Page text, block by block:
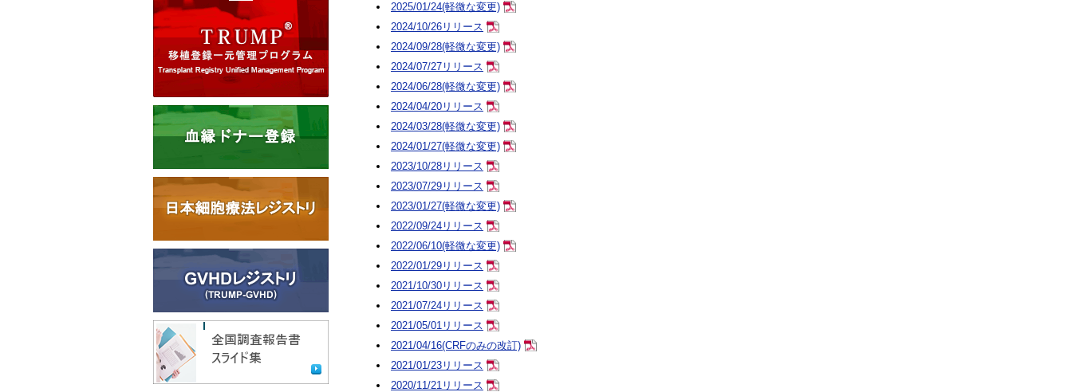
2025/01/24(軽微な変更)
2024/10/26リリース
2024/09/28(軽微な変更)
2024/07/27リリース
2024/06/28(軽微な変更)
2024/04/20リリース
2024/03/28(軽微な変更)
2024/01/27(軽微な変更)
2023/10/28リリース
2023/07/29リリース
2023/01/27(軽微な変更)
2022/09/24リリース
2022/06/10(軽微な変更)
2022/01/29リリース
2021/10/30リリース
2021/07/24リリース
2021/05/01リリース
2021/04/16(CRFのみの改訂)
2021/01/23リリース
2020/11/21リリース